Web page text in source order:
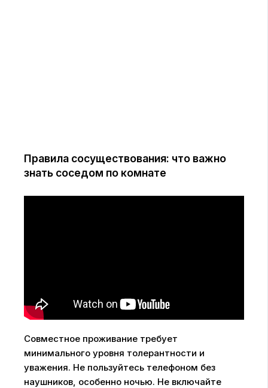
Правила сосуществования: что важно
знать соседом по комнате
Совместное проживание требует
минимального уровня толерантности и
уважения. Не пользуйтесь телефоном без
наушников, особенно ночью. Не включайте